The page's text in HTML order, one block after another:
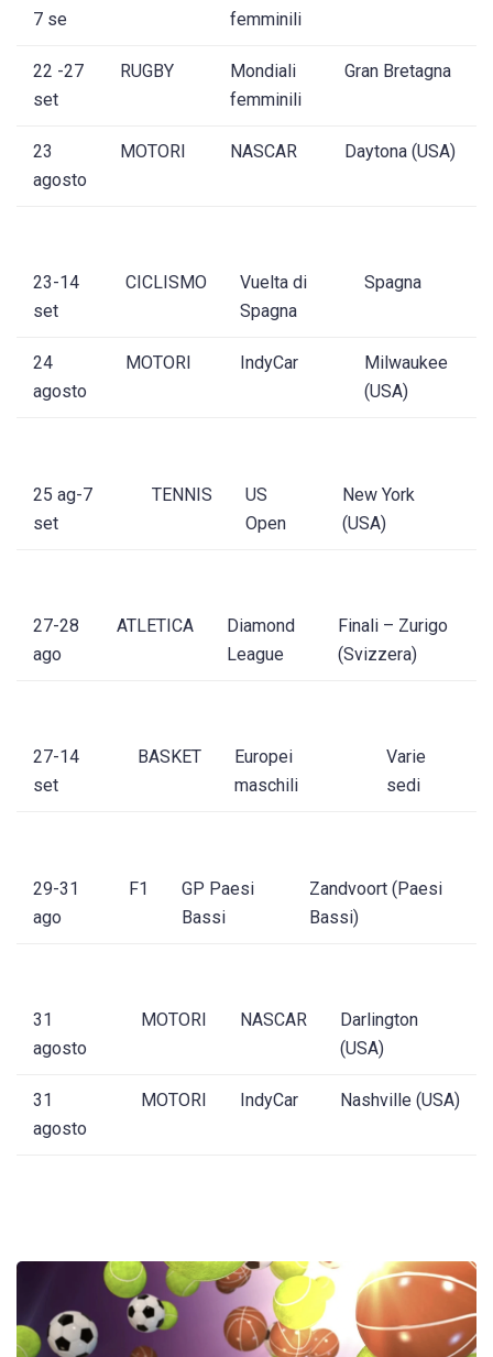
7 se
femminili
22 -27
set
RUGBY
Mondiali
femminili
Gran Bretagna
23
agosto
MOTORI NASCAR Daytona (USA)
23-14
set
CICLISMO
Vuelta di
Spagna
Spagna
24
agosto
MOTORI IndyCar
Milwaukee
(USA)
25 ag-7
set
TENNIS
US
Open
New York
(USA)
27-28
ago
ATLETICA
Diamond
League
Finali – Zurigo
(Svizzera)
27-14
set
BASKET
Europei
maschili
Varie
sedi
29-31
ago
F1
GP Paesi
Bassi
Zandvoort (Paesi
Bassi)
31
agosto
MOTORI NASCAR
Darlington
(USA)
31
agosto
MOTORI IndyCar Nashville (USA)